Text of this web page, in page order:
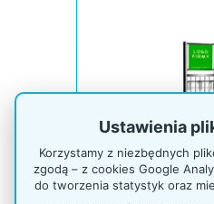
Ustawienia
Korzystamy z niezbędnych
zgodą – z cookies Google
do tworzenia statystyk oraz